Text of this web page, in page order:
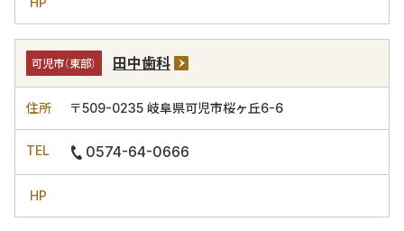
可児市（東部） 田中歯科
〒509-0235 岐阜県可児市桜ヶ丘6-6
0574-64-0666